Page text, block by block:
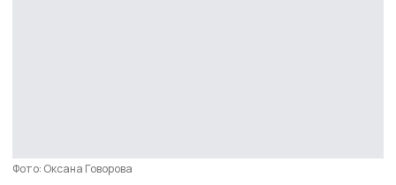
Фото: Оксана Говорова